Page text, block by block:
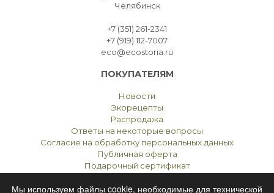
Челябинск
+7 (351) 261-2341
+7 (919) 112-7007
eco@ecostoria.ru
ПОКУПАТЕЛЯМ
Новости
Экорецепты
Распродажа
Ответы на некоторые вопросы
Согласие на обработку персональных данных
Публичная оферта
Подарочный сертификат
Мы используем файлы cookie, необходимые для технической